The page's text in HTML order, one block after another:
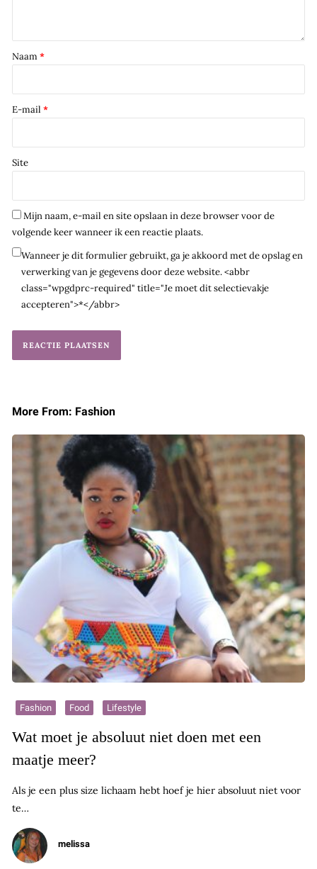
Naam*
E-mail *
Site
Mijn naam, e-mail en site opslaan in deze browser voor de
volgende keer wanneer ik een reactie plaats.
Wanneer je dit formulier gebruikt, ga je akkoord met de opslag en
verwerking van je gegevens door deze website. <abbr
class="wpgdprc-required" title="Je moet dit selectievakje
accepteren">*</abbr>
More From: Fashion
Fashion Food Lifestyle
Wat moet je absoluut niet doen met een
maatje meer?
Als je een plus size lichaam hebt hoef je hier absoluut niet voor
te…
melissa